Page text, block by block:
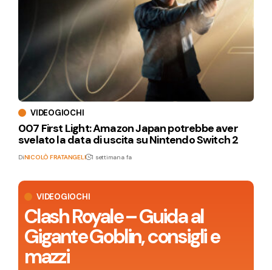
VIDEOGIOCHI
Clash Royale – Guida al
Gigante Goblin, consigli e
mazzi
VIDEOGIOCHI
007 First Light: Amazon Japan potrebbe aver
svelato la data di uscita su Nintendo Switch 2
DiNICOLÒ FRATANGELI 1 settimana fa